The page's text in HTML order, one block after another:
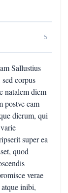
5
Sallustius
corpus
natalem diem
postve eam
dierum, qui
super ea
quod
verae
inibi,